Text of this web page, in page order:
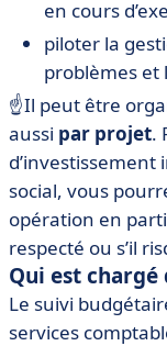
en cours
piloter la
problèmes et
☝️Il peut être
aussi par projet.
social, vous
opération en
respecté ou s’il
Qui est
Le suivi
services